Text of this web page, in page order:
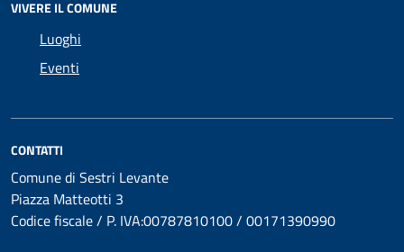
VIVERE IL COMUNE
Luoghi
Eventi
CONTATTI
Comune di Sestri Levante
Piazza Matteotti 3
Codice fiscale / P. IVA:00787810100 / 00171390990